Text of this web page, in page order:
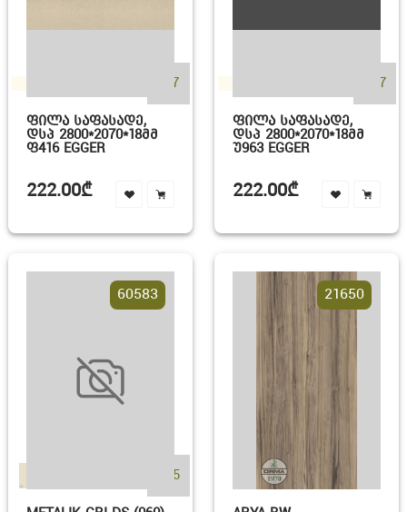
+17
ᲤᲘᲚᲐ ᲡᲐᲤᲐᲡᲐᲓᲔ,
ᲓᲡᲞ 2800*2070*18ᲛᲛ
Ფ416 EGGER
222.00₾
+17
ᲤᲘᲚᲐ ᲡᲐᲤᲐᲡᲐᲓᲔ,
ᲓᲡᲞ 2800*2070*18ᲛᲛ
Უ963 EGGER
222.00₾
60583
+25
21650